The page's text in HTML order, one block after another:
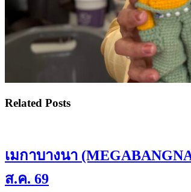
Related Posts
เมกาบางนา
ส.ค. 69